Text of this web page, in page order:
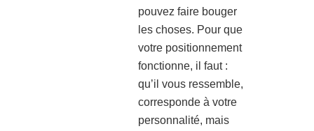
pouvez faire bouger
les choses. Pour que
votre positionnement
fonctionne, il faut :
qu’il vous ressemble,
corresponde à votre
personnalité, mais